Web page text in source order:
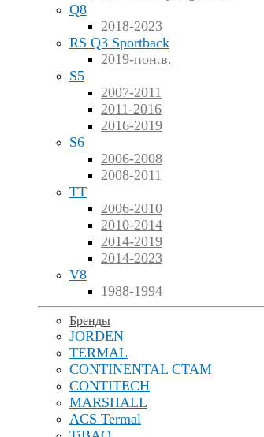
Q8
2018-2023
RS Q3 Sportback
2019-пон.в.
S5
2007-2011
2011-2016
2016-2019
S6
2006-2008
2008-2011
TT
2006-2010
2010-2014
2014-2019
2014-2023
V8
1988-1994
Бренды
JORDEN
TERMAL
CONTINENTAL CTAM
CONTITECH
MARSHALL
ACS Termal